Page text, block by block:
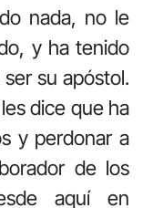
nada, no le
y ha tenido
su apóstol.
dice que ha
y perdonar a
de los
aquí en